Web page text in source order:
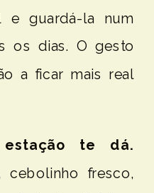
e guardá-la num
os dias. O gesto
a ficar mais real
te dá.
cebolinho fresco,